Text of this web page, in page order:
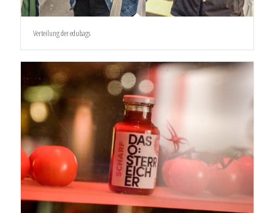
Verteilung der edubags